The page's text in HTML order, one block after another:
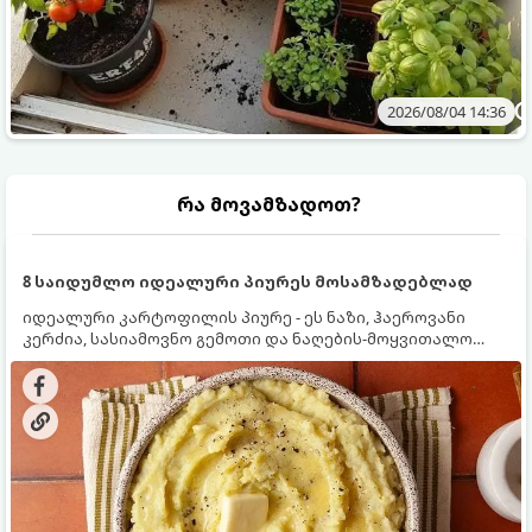
2026/08/04 14:36
რა მოვამზადოთ?
8 საიდუმლო იდეალური პიურეს მოსამზადებლად
იდეალური კარტოფილის პიურე - ეს ნაზი, ჰაეროვანი
კერძია, სასიამოვნო გემოთი და ნაღების-მოყვითალო
ფერით. მისი მომზადება ძალიან მარტივია, მაგრამ
არსებობს რამდენიმე საიდუმლო, რომლებიც უნდა
იცოდეთ, რომ პიურე იდეალურად გემრიელი გამოვიდეს.